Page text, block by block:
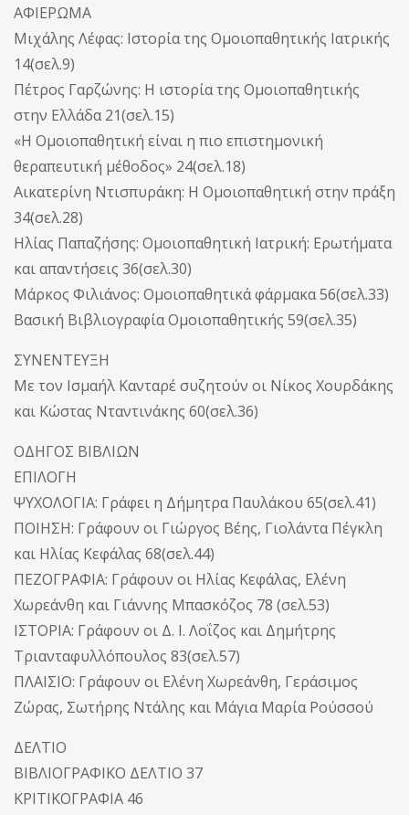
ΑΦΙΕΡΩΜΑ
Μιχάλης Λέφας: Ιστορία της Ομοιοπαθητικής Ιατρικής
14(σελ.9)
Πέτρος Γαρζώνης: Η ιστορία της Ομοιοπαθητικής
στην Ελλάδα 21(σελ.15)
«Η Ομοιοπαθητική είναι η πιο επιστημονική
θεραπευτική μέθοδος» 24(σελ.18)
Αικατερίνη Ντισπυράκη: Η Ομοιοπαθητική στην πράξη
34(σελ.28)
Ηλίας Παπαζήσης: Ομοιοπαθητική Ιατρική: Ερωτήματα
και απαντήσεις 36(σελ.30)
Μάρκος Φιλιάνος: Ομοιοπαθητικά φάρμακα 56(σελ.33)
Βασική Βιβλιογραφία Ομοιοπαθητικής 59(σελ.35)
ΣΥΝΕΝΤΕΥΞΗ
Με τον Ισμαήλ Κανταρέ συζητούν οι Νίκος Χουρδάκης
και Κώστας Νταντινάκης 60(σελ.36)
ΟΔΗΓΟΣ ΒΙΒΛΙΩΝ
ΕΠΙΛΟΓΗ
ΨΥΧΟΛΟΓΙΑ: Γράφει η Δήμητρα Παυλάκου 65(σελ.41)
ΠΟΙΗΣΗ: Γράφουν οι Γιώργος Βέης, Γιολάντα Πέγκλη
και Ηλίας Κεφάλας 68(σελ.44)
ΠΕΖΟΓΡΑΦΙΑ: Γράφουν οι Ηλίας Κεφάλας, Ελένη
Χωρεάνθη και Γιάννης Μπασκόζος 78 (σελ.53)
ΙΣΤΟΡΙΑ: Γράφουν οι Δ. I. Λοΐζος και Δημήτρης
Τριανταφυλλόπουλος 83(σελ.57)
ΠΛΑΙΣΙΟ: Γράφουν οι Ελένη Χωρεάνθη, Γεράσιμος
Ζώρας, Σωτήρης Ντάλης και Μάγια Μαρία Ρούσσού
ΔΕΛΤΙΟ
ΒΙΒΛΙΟΓΡΑΦΙΚΟ ΔΕΛΤΙΟ 37
ΚΡΙΤΙΚΟΓΡΑΦΙΑ 46